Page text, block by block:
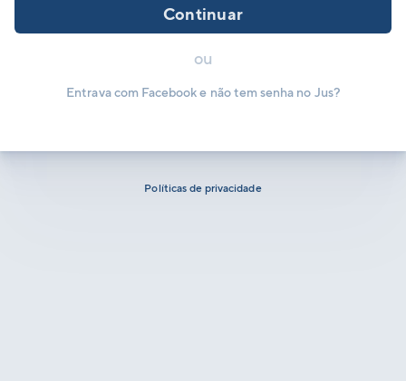
Continuar
ou
Entrava com Facebook e não tem senha no Jus?
Políticas de privacidade